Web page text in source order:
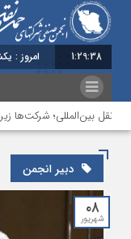
1:29:38 امروز : یکشنبه -
بین‌المللی؛ شرکت‌ها زیر
دبیر انجمن
۰۸
شهریور